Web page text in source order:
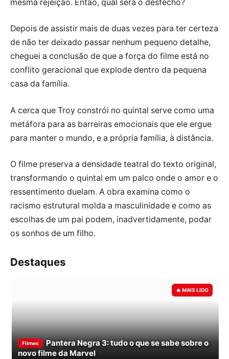
mesma rejeição. Então, qual será o desfecho?
Depois de assistir mais de duas vezes para ter certeza
de não ter deixado passar nenhum pequeno detalhe,
cheguei a conclusão de que a força do filme está no
conflito geracional que explode dentro da pequena
casa da família.
A cerca que Troy constrói no quintal serve como uma
metáfora para as barreiras emocionais que ele ergue
para manter o mundo, e a própria família, à distância.
O filme preserva a densidade teatral do texto original,
transformando o quintal em um palco onde o amor e o
ressentimento duelam. A obra examina como o
racismo estrutural molda a masculinidade e como as
escolhas de um pai podem, inadvertidamente, podar
os sonhos de um filho.
Destaques
Filmes
Pantera Negra 3: tudo o que se sabe sobre o
novo filme da Marvel